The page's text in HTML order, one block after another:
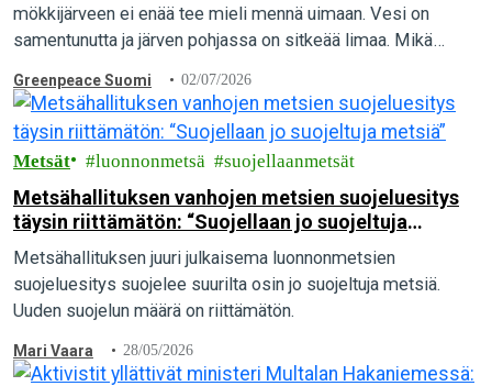
mökkijärveen ei enää tee mieli mennä uimaan. Vesi on
samentunutta ja järven pohjassa on sitkeää limaa. Mikä
Greenpeace Suomi 02/07/2026
Metsät luonnonmetsä suojellaanmetsät
Metsähallituksen vanhojen metsien suojeluesitys
täysin riittämätön: “Suojellaan jo suojeltuja
metsiä”
Metsähallituksen juuri julkaisema luonnonmetsien
suojeluesitys suojelee suurilta osin jo suojeltuja metsiä.
Uuden suojelun määrä on riittämätön.
Mari Vaara 28/05/2026